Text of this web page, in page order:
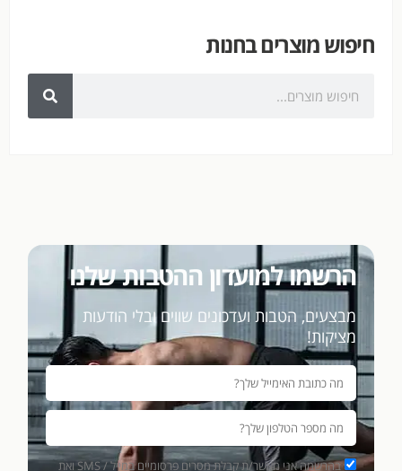
חיפוש מוצרים בחנות
הרשמו למועדון ההטבות שלנו
מבצעים, הטבות ועדכונים שווים ובלי הודעות
מציקות!
בהרשמה אני מאשר/ת קבלת מסרים פרסומיים במייל / SMS ואת